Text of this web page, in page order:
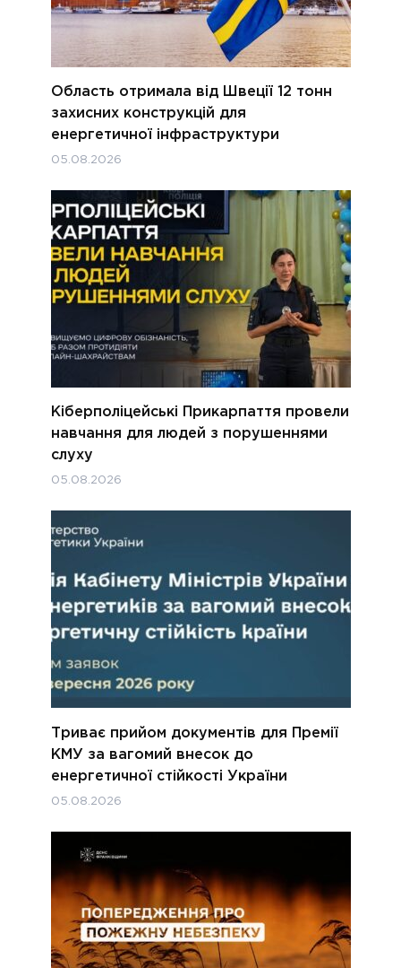
Область отримала від Швеції 12 тонн
захисних конструкцій для
енергетичної інфраструктури
05.08.2026
Кіберполіцейські Прикарпаття провели
навчання для людей з порушеннями
слуху
05.08.2026
Триває прийом документів для Премії
КМУ за вагомий внесок до
енергетичної стійкості України
05.08.2026